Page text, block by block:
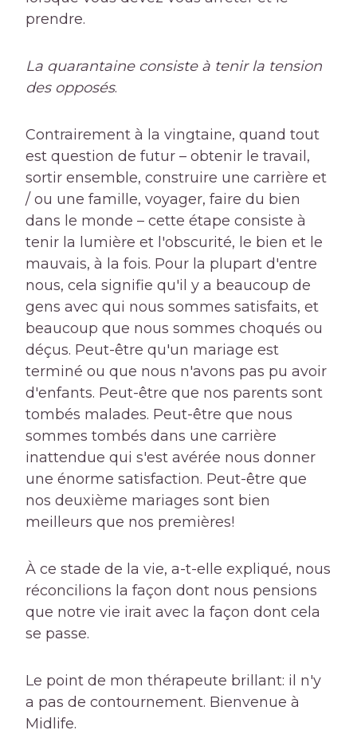
prendre.
La quarantaine consiste à tenir la tension
des opposés.
Contrairement à la vingtaine, quand tout
est question de futur – obtenir le travail,
sortir ensemble, construire une carrière et
/ ou une famille, voyager, faire du bien
dans le monde – cette étape consiste à
tenir la lumière et l'obscurité, le bien et le
mauvais, à la fois. Pour la plupart d'entre
nous, cela signifie qu'il y a beaucoup de
gens avec qui nous sommes satisfaits, et
beaucoup que nous sommes choqués ou
déçus. Peut-être qu'un mariage est
terminé ou que nous n'avons pas pu avoir
d'enfants. Peut-être que nos parents sont
tombés malades. Peut-être que nous
sommes tombés dans une carrière
inattendue qui s'est avérée nous donner
une énorme satisfaction. Peut-être que
nos deuxième mariages sont bien
meilleurs que nos premières!
À ce stade de la vie, a-t-elle expliqué, nous
réconcilions la façon dont nous pensions
que notre vie irait avec la façon dont cela
se passe.
Le point de mon thérapeute brillant: il n'y
a pas de contournement. Bienvenue à
Midlife.